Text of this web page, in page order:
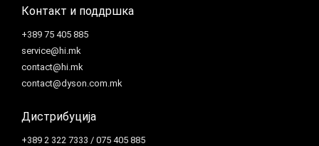
Контакт и поддршка
+389 75 405 885
service@hi.mk
contact@hi.mk
contact@dyson.com.mk
Дистрибуција
+389 2 322 7333 / 075 405 885